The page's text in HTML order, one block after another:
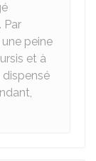
Par
peine
et à
dispensé